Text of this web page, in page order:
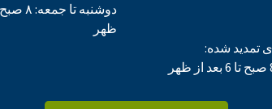
تمدید شده:
ظهر